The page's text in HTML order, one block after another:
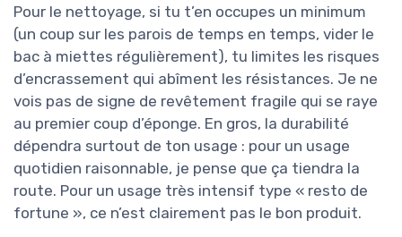
Pour le nettoyage, si tu t’en occupes un minimum
(un coup sur les parois de temps en temps, vider le
bac à miettes régulièrement), tu limites les risques
d’encrassement qui abîment les résistances. Je ne
vois pas de signe de revêtement fragile qui se raye
au premier coup d’éponge. En gros, la durabilité
dépendra surtout de ton usage : pour un usage
quotidien raisonnable, je pense que ça tiendra la
route. Pour un usage très intensif type « resto de
fortune », ce n’est clairement pas le bon produit.